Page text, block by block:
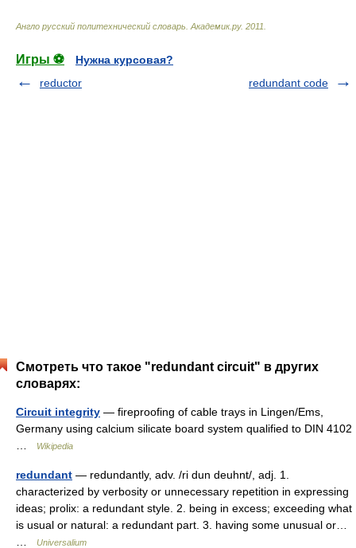
Англо русский политехнический словарь Академик.ру. 2011
Игры ⚽
Нужна курсовая?
reductor
redundant code
Смотреть что такое "redundant circuit" в других
словарях:
Circuit integrity — fireproofing of cable trays in Lingen/Ems,
Germany using calcium silicate board system qualified to DIN 4102
Wikipedia
redundant — redundantly, adv. /ri dun deuhnt/, adj. 1.
characterized by verbosity or unnecessary repetition in expressing
ideas; prolix: a redundant style. 2. being in excess; exceeding what
is usual or natural: a redundant part. 3. having some unusual or…
Universalium